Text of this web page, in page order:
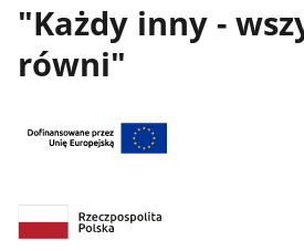
"Każdy inny -
równi"